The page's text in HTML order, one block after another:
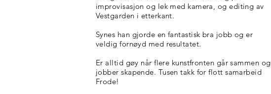
improvisasjon og lek med kamera, og editing av
Vestgarden i etterkant.
Synes han gjorde en fantastisk bra jobb og er
veldig fornøyd med resultatet.
Er alltid gøy når flere kunstfronten går sammen og
jobber skapende. Tusen takk for flott samarbeid
Frode!